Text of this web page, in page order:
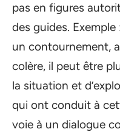
pas en figures
des guides.
un contournement,
colère, il peut être
la situation et
qui ont conduit à
voie à un dialogue